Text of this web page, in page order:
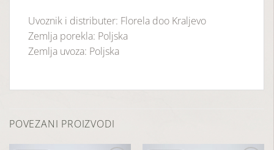
Uvoznik i distributer: Florela doo Kraljevo
Zemlja porekla: Poljska
Zemlja uvoza: Poljska
POVEZANI PROIZVODI